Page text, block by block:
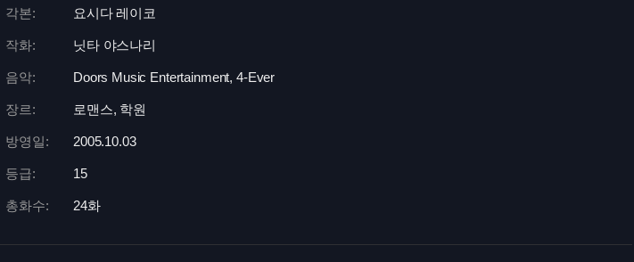
각본: 요시다 레이코
작화: 닛타 야스나리
음악: Doors Music Entertainment, 4-Ever
장르: 로맨스, 학원
방영일: 2005.10.03
등급: 15
총화수: 24화